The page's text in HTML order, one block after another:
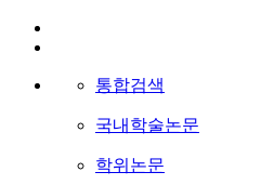
통합검색
국내학술논문
학위논문